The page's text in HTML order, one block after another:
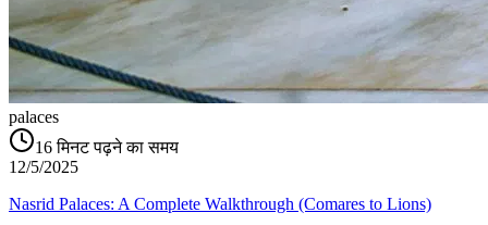
palaces
16 मिनट पढ़ने का समय
12/5/2025
Nasrid Palaces: A Complete Walkthrough (Comares to Lions)